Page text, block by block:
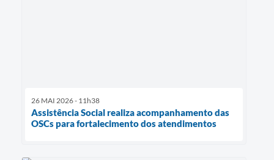
26 MAI 2026 - 11h38
Assistência Social realiza acompanhamento das
OSCs para fortalecimento dos atendimentos